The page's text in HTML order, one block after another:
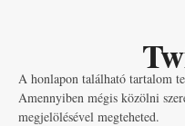
A honlapon található tartalom
Amennyiben mégis közölni
megjelölésével megteheted.